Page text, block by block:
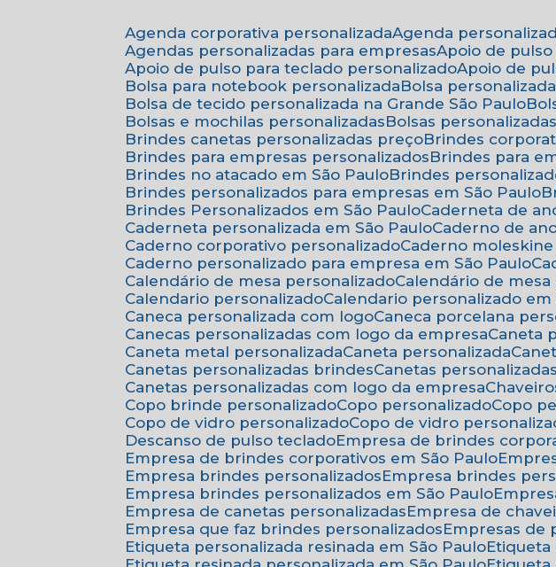
Agenda corporativa personalizada Agenda
Agendas personalizadas para empresas Apoio de
Apoio de pulso para teclado personalizado Apoio de
Bolsa para notebook personalizada
Bolsa personalizada
Bolsa de tecido personalizada na Grande São Paulo
Bolsas e mochilas personalizadas
Bolsas
Brindes canetas personalizadas preço
Brindes
Brindes para empresas personalizados
Brindes para
Brindes no atacado em São Paulo
Brindes
Brindes personalizados para empresas em São Paulo
Brindes Personalizados em São Paulo
Caderneta de
Caderneta personalizada em São Paulo
Caderno de
Caderno corporativo personalizado
Caderno
Caderno personalizado para empresa em São Paulo
Calendário de mesa personalizado
Calendário de
Calendario personalizado
Calendario personalizado
Caneca personalizada com logo
Caneca porcelana
Canecas personalizadas com logo da empresa
Caneta
Caneta metal personalizada
Caneta personalizada
Canetas personalizadas brindes
Canetas
Canetas personalizadas com logo da empresa
Copo brinde personalizado
Copo personalizado Copo
Copo de vidro personalizado
Copo de vidro
Descanso de pulso teclado
Empresa de brindes
Empresa de brindes corporativos em São Paulo
Empresa brindes personalizados
Empresa brindes
Empresa brindes personalizados em São Paulo
Empresa de canetas personalizadas
Empresa de
Empresa que faz brindes personalizados
Empresas
Etiqueta personalizada resinada em São Paulo